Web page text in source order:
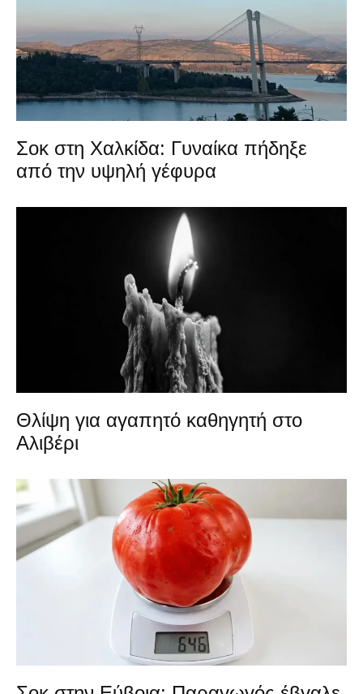
Σοκ στη Χαλκίδα: Γυναίκα πήδηξε
από την υψηλή γέφυρα
Θλίψη για αγαπητό καθηγητή στο
Αλιβέρι